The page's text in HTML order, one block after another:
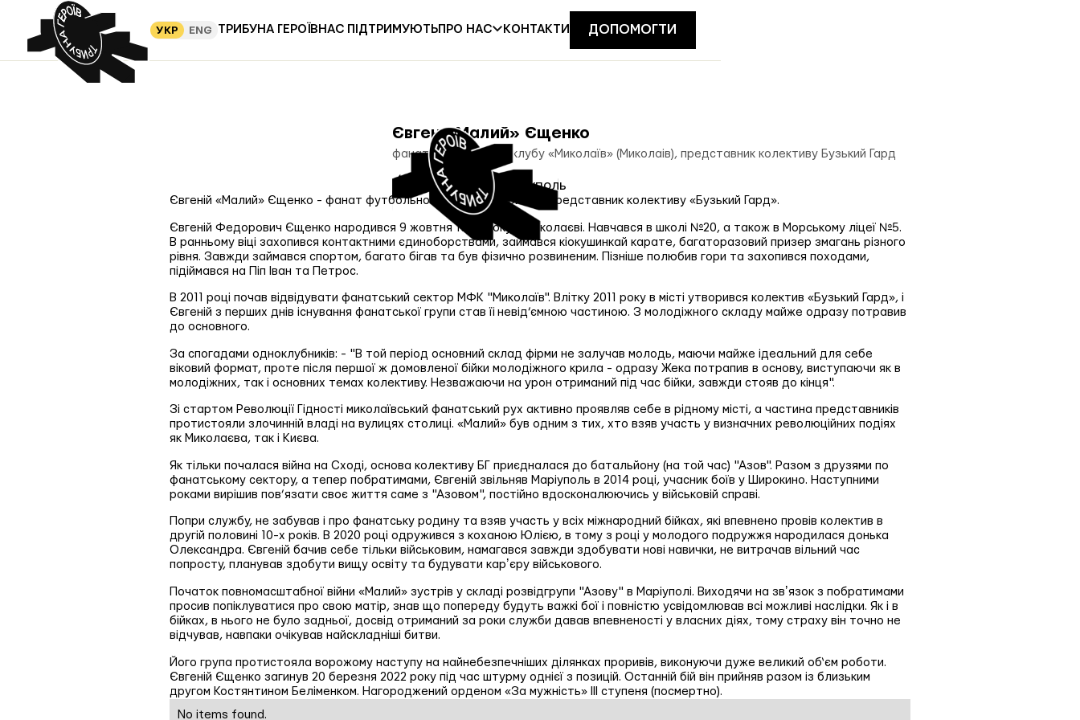
УКР ENG ТРИБУНА ГЕРОЇВ НАС ПІДТРИМУЮТЬПРО НАС КОНТАКТИ ДОПОМОГТИ
Євген «Малий» Єщенко
фанат футбольного клубу «Миколаїв» (Миколаів), представник колективу Бузький Гард
20.03.2022м. Маріуполь
Євгеній «Малий» Єщенко - фанат футбольного клубу "Миколаїв", представник колективу «Бузький Гард».
Євгеній Федорович Єщенко народився 9 жовтня 1994 року в Миколаєві. Навчався в школі №20, а також в Морському ліцеї №5.
В ранньому віці захопився контактними єдиноборствами, займався кіокушинкай карате, багаторазовий призер змагань різного
рівня. Завжди займався спортом, багато бігав та був фізично розвиненим. Пізніше полюбив гори та захопився походами,
підіймався на Піп Іван та Петрос.
В 2011 році почав відвідувати фанатський сектор МФК "Миколаїв". Влітку 2011 року в місті утворився колектив «Бузький Гард», і
Євгеній з перших днів існування фанатської групи став її невід’ємною частиною. З молодіжного складу майже одразу потравив
до основного.
За спогадами одноклубників: - "В той період основний склад фірми не залучав молодь, маючи майже ідеальний для себе
віковий формат, проте після першої ж домовленої бійки молодіжного крила - одразу Жека потрапив в основу, виступаючи як в
молодіжних, так і основних темах колективу. Незважаючи на урон отриманий під час бійки, завжди стояв до кінця".
Зі стартом Революції Гідності миколаївський фанатський рух активно проявляв себе в рідному місті, а частина представників
протистояли злочинній владі на вулицях столиці. «Малий» був одним з тих, хто взяв участь у визначних революційних подіях
як Миколаєва, так і Києва.
Як тільки почалася війна на Сході, основа колективу БГ приєдналася до батальйону (на той час) "Азов". Разом з друзями по
фанатському сектору, а тепер побратимами, Євгеній звільняв Маріуполь в 2014 році, учасник боїв у Широкино. Наступними
роками вирішив пов’язати своє життя саме з "Азовом", постійно вдосконалюючись у військовій справі.
Попри службу, не забував і про фанатську родину та взяв участь у всіх міжнародний бійках, які впевнено провів колектив в
другій половині 10-х років. В 2020 році одружився з коханою Юлією, в тому з році у молодого подружжя народилася донька
Олександра. Євгеній бачив себе тільки військовим, намагався завжди здобувати нові навички, не витрачав вільний час
попросту, планував здобути вищу освіту та будувати карʼєру військового.
Початок повномасштабної війни «Малий» зустрів у складі розвідгрупи "Азову" в Маріуполі. Виходячи на звʼязок з побратимами
просив попіклуватися про свою матір, знав що попереду будуть важкі бої і повністю усвідомлював всі можливі наслідки. Як і в
бійках, в нього не було задньої, досвід отриманий за роки служби давав впевненості у власних діях, тому страху він точно не
відчував, навпаки очікував найскладніші битви.
Його група протистояла ворожому наступу на найнебезпечніших ділянках проривів, виконуючи дуже великий об‘єм роботи.
Євгеній Єщенко загинув 20 березня 2022 року під час штурму однієї з позицій. Останній бій він прийняв разом із близьким
другом Костянтином Беліменком. Нагороджений орденом «За мужність» III ступеня (посмертно).
No items found.